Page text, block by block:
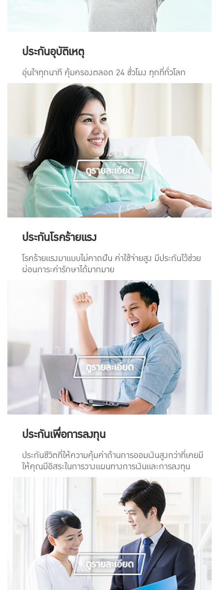
ประกันอุบัติเหตุ
อุ่นใจทุกนาที คุ้มครองตลอด 24 ชั่วโมง ทุกที่ทั่วโลก
ประกันโรคร้ายแรง
โรคร้ายแรงมาแบบไม่คาดฝัน ค่าใช้จ่ายสูง มีประกันไว้ช่วย
ผ่อนภาระค่ารักษาได้มากมาย
ประกันเพื่อการลงทุน
ประกันชีวิตที่ให้ความคุ้มค่าด้านการออมเงินสูงกว่าที่เคยมี
ให้คุณมีอิสระในการวางแผนทางการเงินและการลงทุน